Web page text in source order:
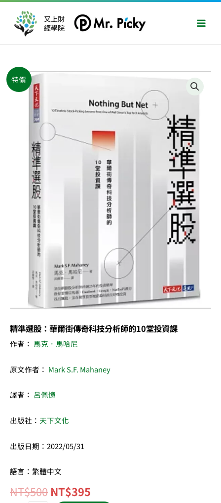
要
又上財
經學院
特價
精準選股：華爾街傳奇科技分析師的10堂投資課
作者： 馬克．馬哈尼
原文作者： Mark S.F. Mahaney
譯者： 呂佩憶
出版社： 天下文化
出版日期：2022/05/31
語言：繁體中文
NT$500
原
格：
NT$500。
NT$395
目
價
格：
NT$395。
精
準
資
數
量